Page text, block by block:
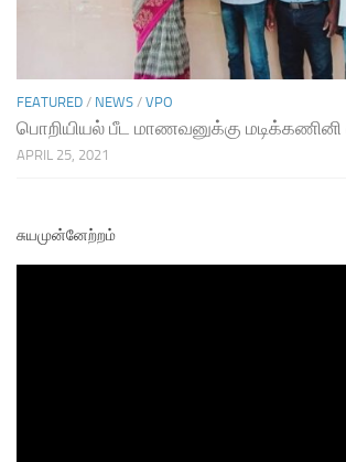
FEATURED / NEWS / VPO
பொறியியல் பீட மாணவனுக்கு மடிக்கணினி
APRIL 25, 2021
சுயமுன்னேற்றம்